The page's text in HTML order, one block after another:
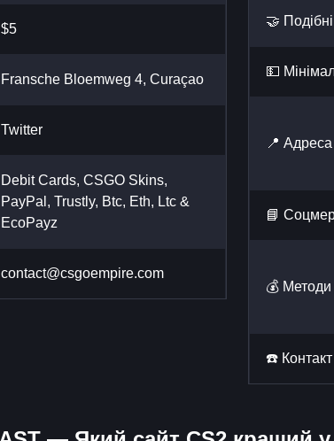
$5
Fransche Bloemweg 4, Curaçao
Twitter
Debit Cards, CSGO Skins,
PayPal, Trustly, Btc, Eth, Ltc &
EcoPayz
contact@csgoempire.com
🤝
💵
📍 Адреса
📘
💰 Методи
☎️ Контакт